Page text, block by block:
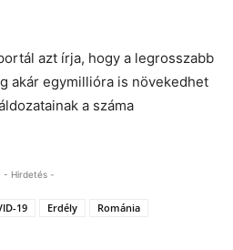
azt írja, hogy a legrosszabb
akár egymillióra is növekedhet
a száma
- Hirdetés -
19 Erdély
Románia